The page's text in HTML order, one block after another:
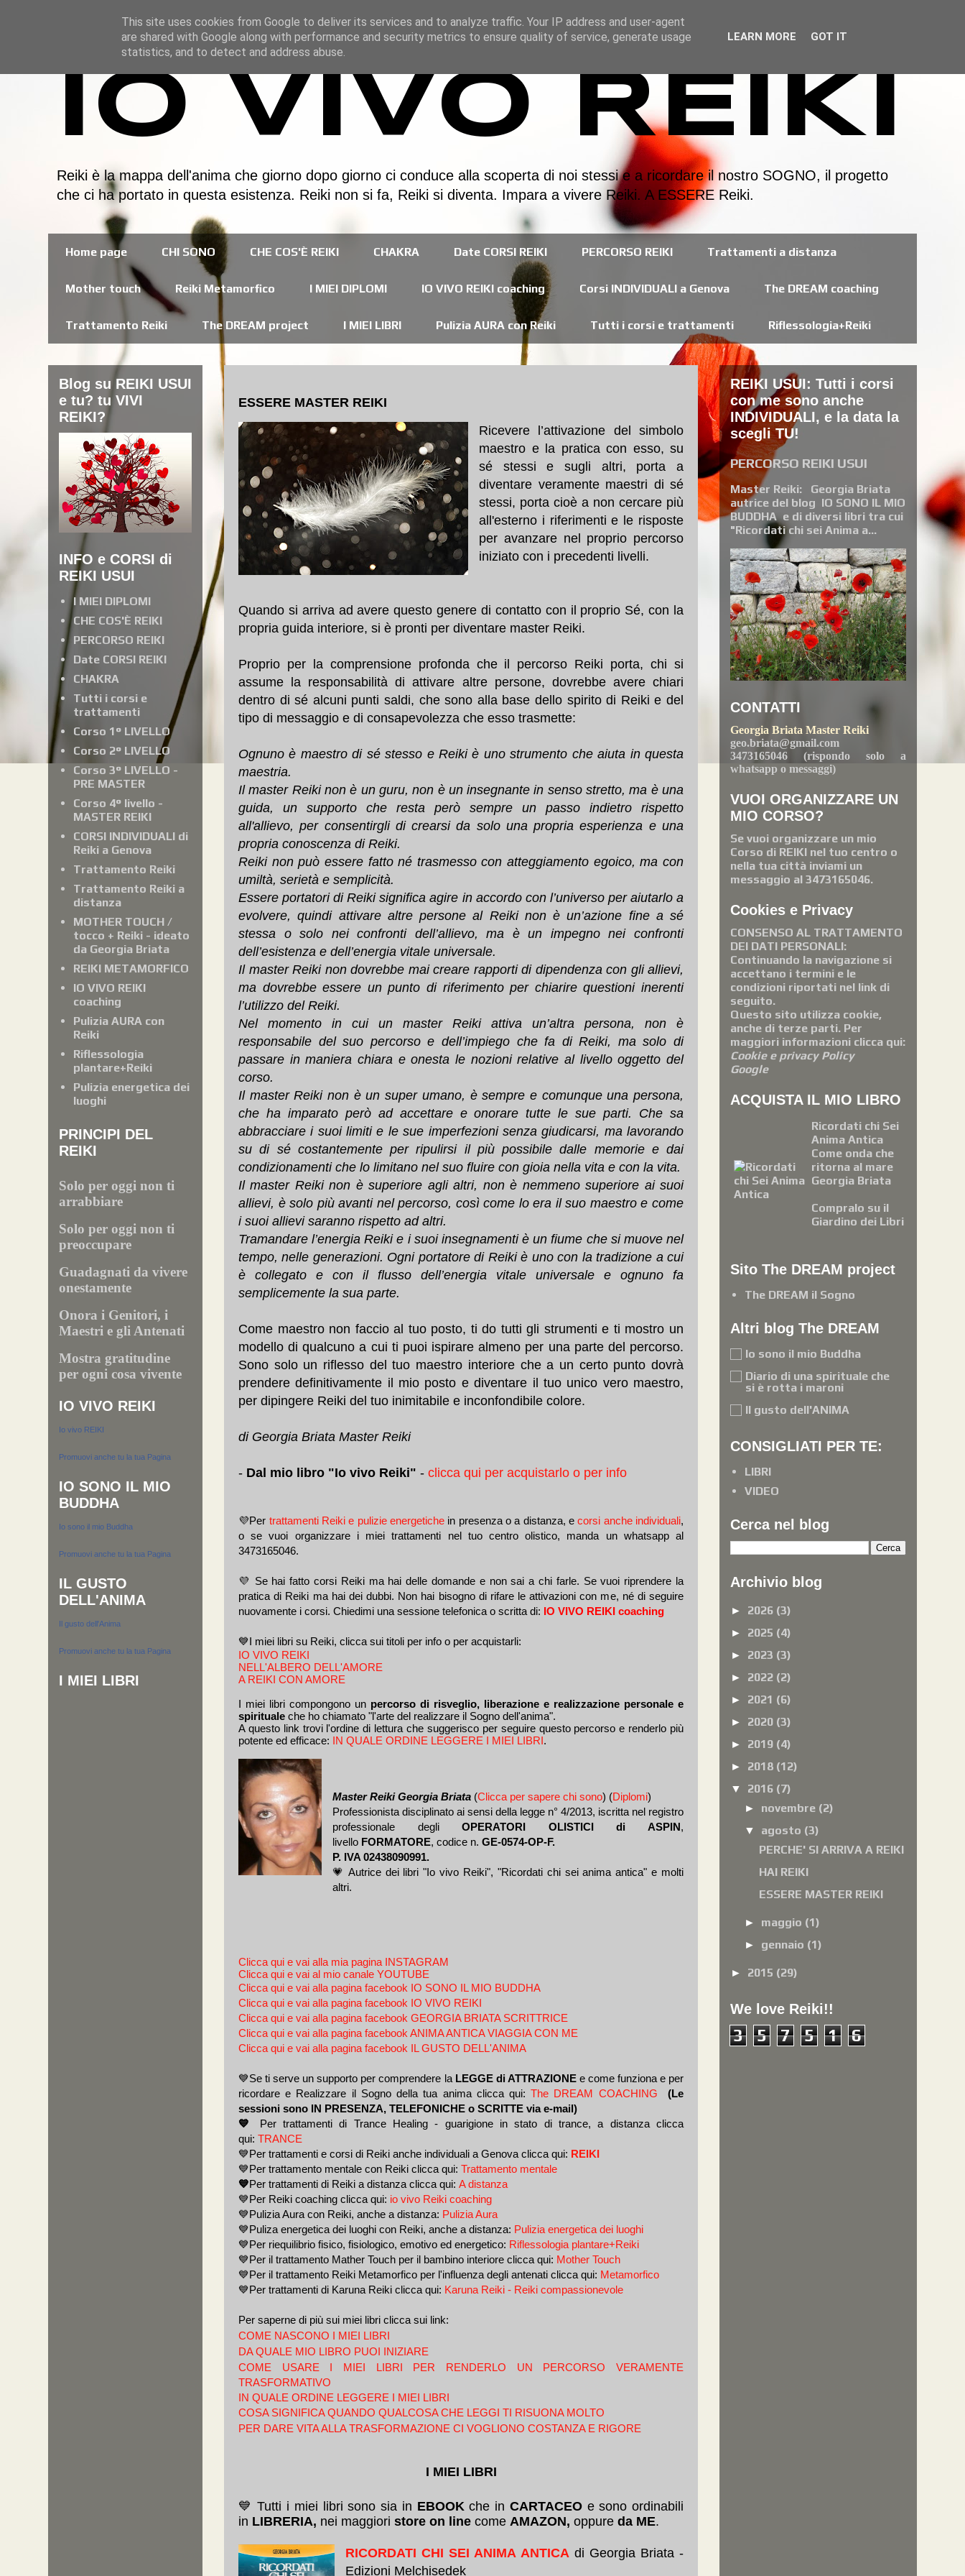
Io vivo REIKI
Reiki è la mappa dell'anima che giorno dopo giorno ci conduce alla scoperta di noi stessi e a ricordare il nostro SOGNO, il progetto
che ci ha portato in questa esistenza. Reiki non si fa, Reiki si diventa. Impara a vivere Reiki. A ESSERE Reiki.
Home page CHI SONO CHE COS'È REIKI CHAKRA Date CORSI REIKI PERCORSO REIKI Trattamenti a distanza
Mother touch Reiki Metamorfico I MIEI DIPLOMI IO VIVO REIKI coaching Corsi INDIVIDUALI a Genova The DREAM coaching
Trattamento Reiki The DREAM project I MIEI LIBRI Pulizia AURA con Reiki Tutti i corsi e trattamenti Riflessologia+Reiki
ESSERE MASTER REIKI
Ricevere l’attivazione del simbolo
maestro e la pratica con esso, su
sé stessi e sugli altri, porta a
diventare veramente maestri di sé
stessi, porta cioè a non cercare più
all'esterno i riferimenti e le risposte
per avanzare nel proprio percorso
iniziato con i precedenti livelli.
Quando si arriva ad avere questo genere di contatto con il proprio Sé, con la
propria guida interiore, si è pronti per diventare master Reiki.
Proprio per la comprensione profonda che il percorso Reiki porta, chi si
assume la responsabilità di attivare altre persone, dovrebbe avere chiari
dentro di sé alcuni punti saldi, che sono alla base dello spirito di Reiki e del
tipo di messaggio e di consapevolezza che esso trasmette:
Ognuno è maestro di sé stesso e Reiki è uno strumento che aiuta in questa
maestria.
Il master Reiki non è un guru, non è un insegnante in senso stretto, ma è una
guida, un supporto che resta però sempre un passo indietro rispetto
all'allievo, per consentirgli di crearsi da solo una propria esperienza e una
propria conoscenza di Reiki.
Reiki non può essere fatto né trasmesso con atteggiamento egoico, ma con
umiltà, serietà e semplicità.
Essere portatori di Reiki significa agire in accordo con l’universo per aiutarlo a
evolvere, quindi attivare altre persone al Reiki non è un’azione fine a sé
stessa o solo nei confronti dell’allievo, ma è un impegno nei confronti
dell’esistenza e dell’energia vitale universale.
Il master Reiki non dovrebbe mai creare rapporti di dipendenza con gli allievi,
ma dovrebbe essere un punto di riferimento per chiarire questioni inerenti
l’utilizzo del Reiki.
Nel momento in cui un master Reiki attiva un’altra persona, non è
responsabile del suo percorso e dell’impiego che fa di Reiki, ma solo di
passare in maniera chiara e onesta le nozioni relative al livello oggetto del
corso.
Il master Reiki non è un super umano, è sempre e comunque una persona,
che ha imparato però ad accettare e onorare tutte le sue parti. Che sa
abbracciare i suoi limiti e le sue imperfezioni senza giudicarsi, ma lavorando
su di sé costantemente per ripulirsi il più possibile dalle memorie e dai
condizionamenti che lo limitano nel suo fluire con gioia nella vita e con la vita.
Il master Reiki non è superiore agli altri, non è nemmeno superiore ai suoi
allievi, è solo più avanti nel percorso, così come lo era il suo maestro e come
i suoi allievi saranno rispetto ad altri.
Tramandare l’energia Reiki e i suoi insegnamenti è un fiume che si muove nel
tempo, nelle generazioni. Ogni portatore di Reiki è uno con la tradizione a cui
è collegato e con il flusso dell’energia vitale universale e ognuno fa
semplicemente la sua parte.
Come maestro non faccio al tuo posto, ti do tutti gli strumenti e ti mostro un
modello di qualcuno a cui ti puoi ispirare almeno per una parte del percorso.
Sono solo un riflesso del tuo maestro interiore che a un certo punto dovrà
prendere definitivamente il mio posto e diventare il tuo unico vero maestro,
per dipingere Reiki del tuo inimitabile e inconfondibile colore.
di Georgia Briata Master Reiki
- Dal mio libro "Io vivo Reiki" - clicca qui per acquistarlo o per info
💜Per trattamenti Reiki e pulizie energetiche in presenza o a distanza, ecorsi anche individuali,
o se vuoi organizzare i miei trattamenti nel tuo centro olistico, manda un whatsapp al
3473165046.
💜 Se hai fatto corsi Reiki ma hai delle domande e non sai a chi farle. Se vuoi riprendere la
pratica di Reiki ma hai dei dubbi. Non hai bisogno di rifare le attivazioni con me, né di seguire
nuovamente i corsi. Chiedimi una sessione telefonica o scritta di: IO VIVO REIKI coaching
💙I miei libri su Reiki, clicca sui titoli per info o per acquistarli:
IO VIVO REIKI
NELL'ALBERO DELL'AMORE
A REIKI CON AMORE
I miei libri compongono un percorso di risveglio, liberazione e realizzazione personale e
spirituale che ho chiamato "l'arte del realizzare il Sogno dell'anima".
A questo link trovi l'ordine di lettura che suggerisco per seguire questo percorso e renderlo più
potente ed efficace: IN QUALE ORDINE LEGGERE I MIEI LIBRI.
Master Reiki Georgia Briata (Clicca per sapere chi sono) (Diplomi)
Professionista disciplinato ai sensi della legge n° 4/2013, iscritta nel registro
professionale degliOPERATORI OLISTICI di ASPIN,
livello FORMATORE, codice n. GE-0574-OP-F.
P. IVA 02438090991.
💗 Autrice dei libri "Io vivo Reiki", "Ricordati chi sei anima antica" e molti
altri.
Clicca qui e vai alla mia pagina INSTAGRAM
Clicca qui e vai al mio canale YOUTUBE
Clicca qui e vai alla pagina facebook IO SONO IL MIO BUDDHA
Clicca qui e vai alla pagina facebook IO VIVO REIKI
Clicca qui e vai alla pagina facebook GEORGIA BRIATA SCRITTRICE
Clicca qui e vai alla pagina facebook ANIMA ANTICA VIAGGIA CON ME
Clicca qui e vai alla pagina facebook IL GUSTO DELL'ANIMA
💙Se ti serve un supporto per comprendere laLEGGE di ATTRAZIONE e come funziona e per
ricordare e Realizzare il Sogno della tua anima clicca qui:The DREAM COACHING
(Le
sessioni sono IN PRESENZA, TELEFONICHE o SCRITTE via e-mail)
💙
Per trattamenti di Trance Healing - guarigione in stato di trance, a distanza clicca
qui: TRANCE
💙Per trattamenti e corsi di Reiki anche individuali a Genova clicca qui: REIKI
💙Per trattamento mentale con Reiki clicca qui: Trattamento mentale
💙Per trattamenti di Reiki a distanza clicca qui: A distanza
💙Per Reiki coaching clicca qui: io vivo Reiki coaching
💙Pulizia Aura con Reiki, anche a distanza: Pulizia Aura
💙Puliza energetica dei luoghi con Reiki, anche a distanza: Pulizia energetica dei luoghi
💙Per riequilibrio fisico, fisiologico, emotivo ed energetico: Riflessologia plantare+Reiki
💙Per il trattamento Mather Touch per il bambino interiore clicca qui: Mother Touch
💙Per il trattamento Reiki Metamorfico per l'influenza degli antenati clicca qui: Metamorfico
💙Per trattamenti di Karuna Reiki clicca qui: Karuna Reiki - Reiki compassionevole
Per saperne di più sui miei libri clicca sui link:
COME NASCONO I MIEI LIBRI
DA QUALE MIO LIBRO PUOI INIZIARE
COME USARE I MIEI LIBRI PER RENDERLO UN PERCORSO VERAMENTE
TRASFORMATIVO
IN QUALE ORDINE LEGGERE I MIEI LIBRI
COSA SIGNIFICA QUANDO QUALCOSA CHE LEGGI TI RISUONA MOLTO
PER DARE VITA ALLA TRASFORMAZIONE CI VOGLIONO COSTANZA E RIGORE
I MIEI LIBRI
💙 Tutti i miei libri sono sia in EBOOKche in CARTACEO e sono ordinabili
in LIBRERIA, nei maggiori store on line come AMAZON, oppure da ME.
RICORDATI CHI SEI ANIMA ANTICA di Georgia Briata -
Edizioni Melchisedek
Blog su REIKI USUI
e tu? tu VIVI
REIKI?
INFO e CORSI di
REIKI USUI
I MIEI DIPLOMI
CHE COS'È REIKI
PERCORSO REIKI
Date CORSI REIKI
CHAKRA
Tutti i corsi e
trattamenti
Corso 1° LIVELLO
Corso 2° LIVELLO
Corso 3° LIVELLO -
PRE MASTER
Corso 4° livello -
MASTER REIKI
CORSI INDIVIDUALI di
Reiki a Genova
Trattamento Reiki
Trattamento Reiki a
distanza
MOTHER TOUCH /
tocco + Reiki - ideato
da Georgia Briata
REIKI METAMORFICO
IO VIVO REIKI
coaching
Pulizia AURA con
Reiki
Riflessologia
plantare+Reiki
Pulizia energetica dei
luoghi
PRINCIPI DEL
REIKI
Solo per oggi non ti
arrabbiare
Solo per oggi non ti
preoccupare
Guadagnati da vivere
onestamente
Onora i Genitori, i
Maestri e gli Antenati
Mostra gratitudine
per ogni cosa vivente
IO VIVO REIKI
Io vivo REIKI
Promuovi anche tu la tua Pagina
IO SONO IL MIO
BUDDHA
Io sono il mio Buddha
Promuovi anche tu la tua Pagina
IL GUSTO
DELL'ANIMA
Il gusto dell'Anima
Promuovi anche tu la tua Pagina
I MIEI LIBRI
REIKI USUI: Tutti i corsi
con me sono anche
INDIVIDUALI, e la data la
scegli TU!
PERCORSO REIKI USUI
Master Reiki: Georgia Briata
autrice del blog IO SONO IL MIO
BUDDHA e di diversi libri tra cui
"Ricordati chi sei Anima a...
CONTATTI
Georgia Briata Master Reiki
geo.briata@gmail.com
3473165046 (rispondo solo a
whatsapp o messaggi)
VUOI ORGANIZZARE UN
MIO CORSO?
Se vuoi organizzare un mio
Corso di REIKI nel tuo centro o
nella tua città inviami un
messaggio al 3473165046.
Cookies e Privacy
CONSENSO AL TRATTAMENTO
DEI DATI PERSONALI:
Continuando la navigazione si
accettano i termini e le
condizioni riportati nel link di
seguito.
Questo sito utilizza cookie,
anche di terze parti. Per
maggiori informazioni clicca qui:
Cookie e privacy Policy
Google
ACQUISTA IL MIO LIBRO
Ricordati chi Sei
Anima Antica
Come onda che
ritorna al mare
Georgia Briata
Compralo su il
Giardino dei Libri
Sito The DREAM project
The DREAM il Sogno
Altri blog The DREAM
Io sono il mio Buddha
Diario di una spirituale che
si è rotta i maroni
Il gusto dell'ANIMA
CONSIGLIATI PER TE:
LIBRI
VIDEO
Cerca nel blog
Archivio blog
► 2026 (3)
► 2025 (4)
► 2023 (3)
► 2022 (2)
► 2021 (6)
► 2020 (3)
► 2019 (4)
► 2018 (12)
▼ 2016 (7)
► novembre (2)
▼ agosto (3)
PERCHE' SI ARRIVA A REIKI
HAI REIKI
ESSERE MASTER REIKI
► maggio (1)
► gennaio (1)
► 2015 (29)
We love Reiki!!
3 5 7 5 1 6
This site uses cookies from Google to deliver its services and to analyze traffic. Your IP address and user-agent
are shared with Google along with performance and security metrics to ensure quality of service, generate usage
statistics, and to detect and address abuse.
LEARN MORE GOT IT